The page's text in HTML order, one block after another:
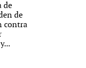
de
de
contra